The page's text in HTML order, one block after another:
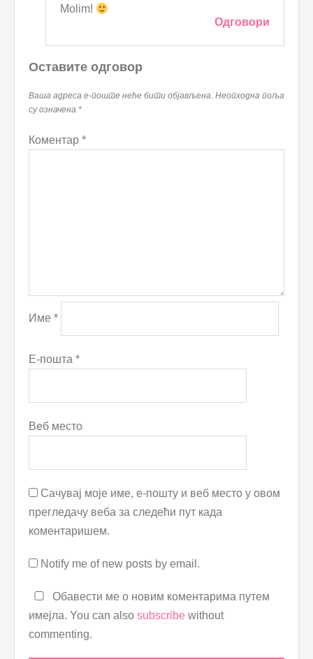
Molim!
Одговори
Оставите одговор
Ваша адреса е-поште неће бити објављена. Неопходна поља
су означена *
Коментар *
Име *
Е-пошта *
Веб место
Сачувај моје име, е-пошту и веб место у овом
прегледачу веба за следећи пут када
коментаришем.
Notify me of new posts by email.
Обавести ме о новим коментарима путем
имејла. You can also subscribe without
commenting.